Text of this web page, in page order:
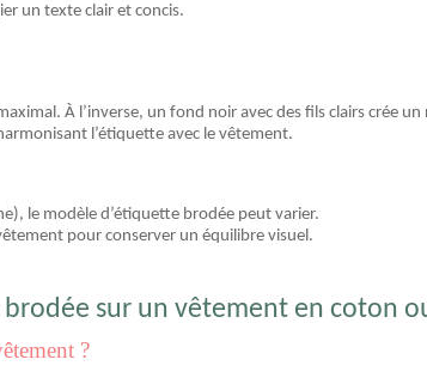
un texte clair et concis.
À l’inverse, un fond noir avec des fils clairs crée
l’étiquette avec le vêtement.
le modèle d’étiquette brodée peut varier.
pour conserver un équilibre visuel.
sur un vêtement en coton
?